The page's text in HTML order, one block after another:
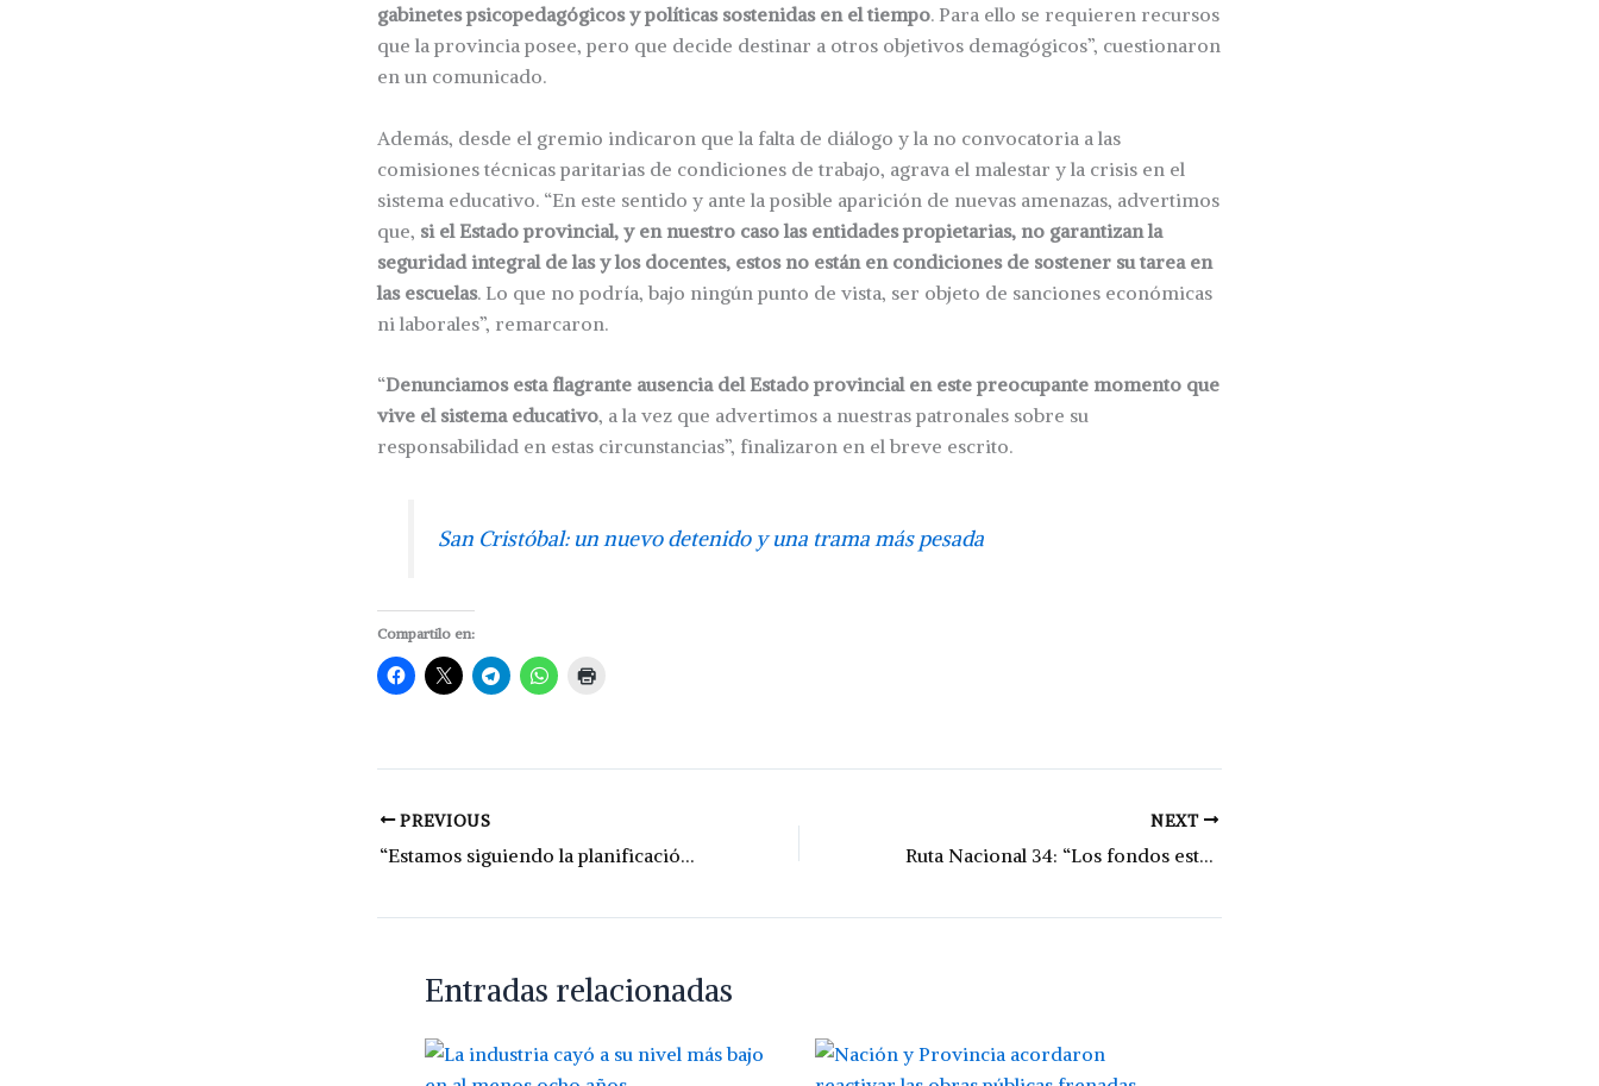
gabinetes psicopedagógicos y políticas sostenidas en el tiempo. Para ello se requieren recursos
que la provincia posee, pero que decide destinar a otros objetivos demagógicos”, cuestionaron
en un comunicado.
Además, desde el gremio indicaron que la falta de diálogo y la no convocatoria a las
comisiones técnicas paritarias de condiciones de trabajo, agrava el malestar y la crisis en el
sistema educativo. “En este sentido y ante la posible aparición de nuevas amenazas, advertimos
que, si el Estado provincial, y en nuestro caso las entidades propietarias, no garantizan la
seguridad integral de las y los docentes, estos no están en condiciones de sostener su tarea en
las escuelas. Lo que no podría, bajo ningún punto de vista, ser objeto de sanciones económicas
ni laborales”, remarcaron.
“Denunciamos esta flagrante ausencia del Estado provincial en este preocupante momento que
vive el sistema educativo, a la vez que advertimos a nuestras patronales sobre su
responsabilidad en estas circunstancias”, finalizaron en el breve escrito.
San Cristóbal: un nuevo detenido y una trama más pesada
Compartilo en:
PREVIOUS
“Estamos siguiendo la planificación y analizando el avance en obras”
NEXT
Ruta Nacional 34: “Los fondos están, pero deciden utilizarlos para otra cosa”
Entradas relacionadas